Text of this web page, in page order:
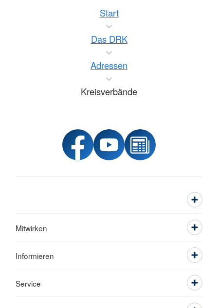
Start
Das DRK
Adressen
Kreisverbände
Mitwirken
Informieren
Service